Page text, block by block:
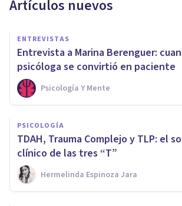
Artículos nuevos
ENTREVISTAS
Entrevista a Marina Berenguer:
psicóloga se convirtió en paciente
Psicología Y Mente
PSICOLOGÍA
TDAH, Trauma Complejo y TLP: el
clínico de las tres “T”
Hermelinda Espinoza Jara